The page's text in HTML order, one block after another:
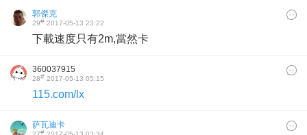
郭傑克
29# 2017-05-13 23:22
下載速度只有2m,當然卡
360037915
28# 2017-05-13 05:15
115.com/lx
萨瓦迪卡
#